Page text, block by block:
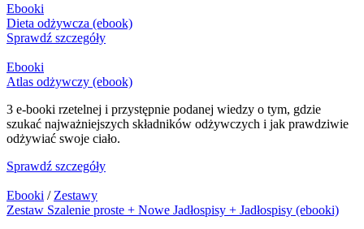
Ebooki
Dieta odżywcza (ebook)
Sprawdź szczegóły
Ebooki
Atlas odżywczy (ebook)
3 e-booki rzetelnej i przystępnie podanej wiedzy o tym, gdzie
szukać najważniejszych składników odżywczych i jak prawdziwie
odżywiać swoje ciało.
Sprawdź szczegóły
Ebooki / Zestawy
Zestaw Szalenie proste + Nowe Jadłospisy + Jadłospisy (ebooki)